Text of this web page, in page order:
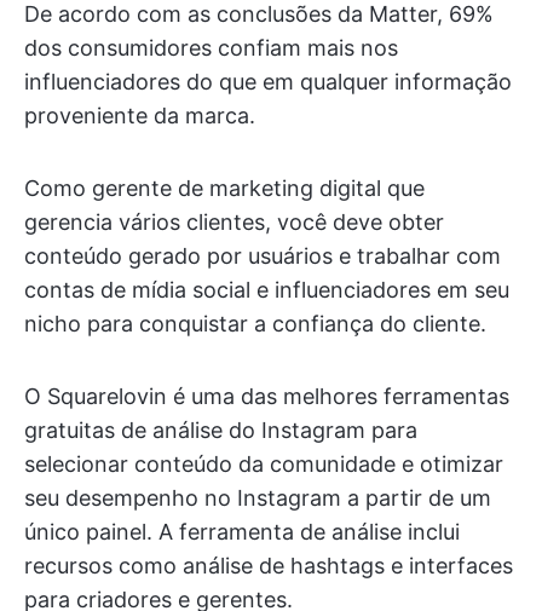
De acordo com as conclusões da Matter, 69%
dos consumidores confiam mais nos
influenciadores do que em qualquer informação
proveniente da marca.
Como gerente de marketing digital que
gerencia vários clientes, você deve obter
conteúdo gerado por usuários e trabalhar com
contas de mídia social e influenciadores em seu
nicho para conquistar a confiança do cliente.
O Squarelovin é uma das melhores ferramentas
gratuitas de análise do Instagram para
selecionar conteúdo da comunidade e otimizar
seu desempenho no Instagram a partir de um
único painel. A ferramenta de análise inclui
recursos como análise de hashtags e interfaces
para criadores e gerentes.